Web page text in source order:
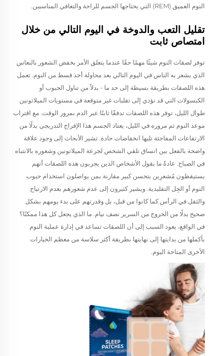
النوم العميق (REM) التي يحتاجها الجسم للراحة والتعافي المناسبين.
تقليل التعب والدوخة في اليوم التالي من خلال
امتصاص ثابت
توفر لصقات النوم شيئًا مهمًا حقًا عندما يتعلق الأمر بخفض الشعور بالنعاس
الذي يشعر به الناس في اليوم التالي بعد محاولة أخذ قسط من النوم. تعمل
هذه اللصقات بطريقة بسيطة إلى حد ما - بدلاً من تناول الحبوب أو
الكبسولات التي قد تؤدي إلى تقلبات غير متوقعة في مستويات الميلاتونين
طوال الليل، توفر هذه اللصقات تدفقًا ثابتًا عبر الدم بمرور الوقت. مع اقتراب
موعد النوم ثم مروره في الليل، يعتاد الجسم هذا الإفراج التدريجي بدلًا من
الارتفاعات المفاجئة تليها انخفاضات حادة. تشير الأبحاث إلى وجود علاقة
واضحة بالفعل بين اتساق تلقي الشخص لجرعة الميلاتونين وشعوره بالانتباه
في الصباح. عادةً ما يقول الأشخاص الذين يجربون هذه اللصقات أنهم
يستيقظون مُشعرِين بتحسن كبير مقارنة بمن يواصلون استخدام حبوب
النوم أو الجِل التقليدية. ويشير كثيرون إلى عدم شعورهم بعدم الارتياح
والثقل في الرأس كما كانوا من قبل، بل وقدرتهم على بدء يومهم بشكل
صحيح بدلًا من الخروج من السرير نصف نيام. ما الذي يجعل كل هذا ممكنًا؟
في الواقع، يعود السبب إلى أن اللصقات تساعد في إدارة عملية النوم
بأكملها من بدايتها إلى نهايتها بطريقة أكثر سلاسة من معظم الخيارات
الأخرى المتاحة اليوم.